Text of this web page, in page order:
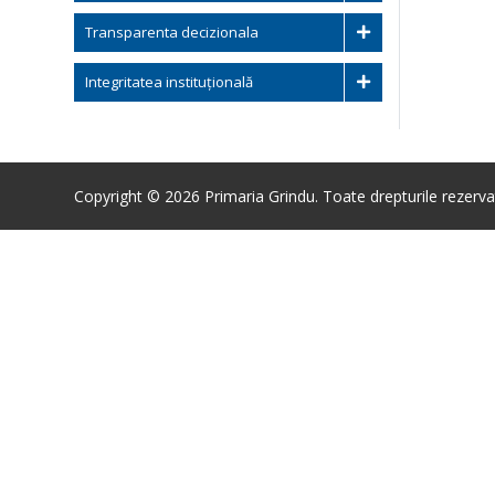
Transparenta decizionala
Integritatea instituțională
Copyright © 2026 Primaria Grindu. Toate drepturile